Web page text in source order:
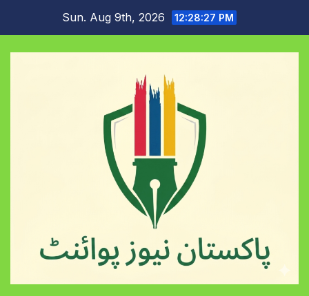
content
Sun. Aug 9th, 2026 12:28:28 PM